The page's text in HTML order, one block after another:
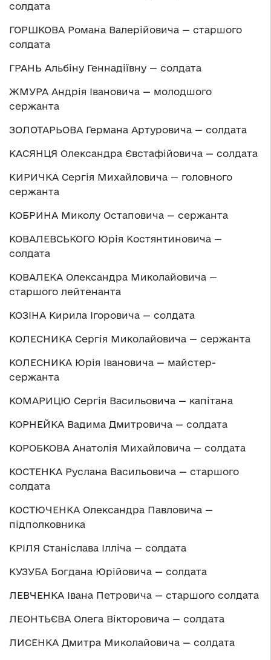
солдата
ГОРШКОВА Романа Валерійовича — старшого
солдата
ГРАНЬ Альбіну Геннадіївну — солдата
ЖМУРА Андрія Івановича — молодшого
сержанта
ЗОЛОТАРЬОВА Германа Артуровича — солдата
КАСЯНЦЯ Олександра Євстафійовича — солдата
КИРИЧКА Сергія Михайловича — головного
сержанта
КОБРИНА Миколу Остаповича — сержанта
КОВАЛЕВСЬКОГО Юрія Костянтиновича —
солдата
КОВАЛЕКА Олександра Миколайовича —
старшого лейтенанта
КОЗІНА Кирила Ігоровича — солдата
КОЛЕСНИКА Сергія Миколайовича — сержанта
КОЛЕСНИКА Юрія Івановича — майстер-
сержанта
КОМАРИЦЮ Сергія Васильовича — капітана
КОРНЕЙКА Вадима Дмитровича — солдата
КОРОБКОВА Анатолія Михайловича — солдата
КОСТЕНКА Руслана Васильовича — старшого
солдата
КОСТЮЧЕНКА Олександра Павловича —
підполковника
КРІЛЯ Станіслава Ілліча — солдата
КУЗУБА Богдана Юрійовича — солдата
ЛЕВЧЕНКА Івана Петровича — старшого солдата
ЛЕОНТЬЄВА Олега Вікторовича — солдата
ЛИСЕНКА Дмитра Миколайовича — солдата